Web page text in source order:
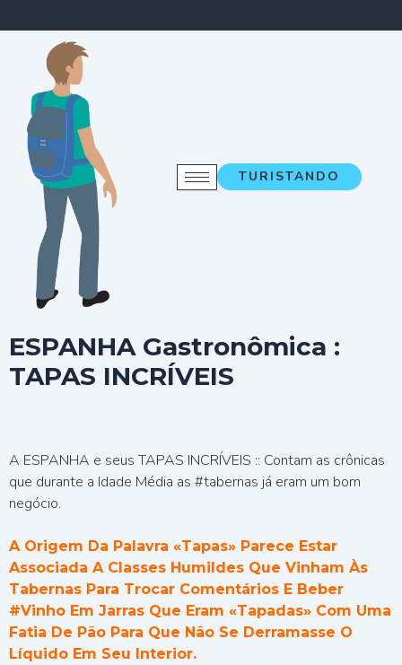
TURISTANDO
ESPANHA Gastronômica :
TAPAS INCRÍVEIS
A ESPANHA e seus TAPAS INCRÍVEIS :: Contam as crônicas
que durante a Idade Média as #tabernas já eram um bom
negócio.
A Origem Da Palavra «tapas» Parece Estar
Associada A Classes Humildes Que Vinham Às
Tabernas Para Trocar Comentários E Beber
#vinho Em Jarras Que Eram «tapadas» Com Uma
Fatia De Pão Para Que Não Se Derramasse O
Líquido Em Seu Interior.